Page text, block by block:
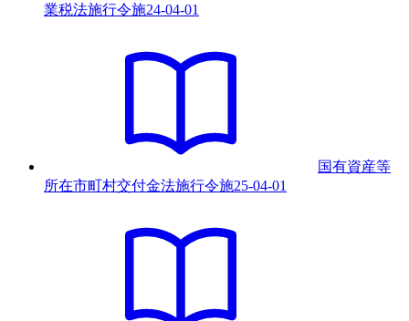
業税法施行令施24-04-01
国有資産等
所在市町村交付金法施行令施25-04-01